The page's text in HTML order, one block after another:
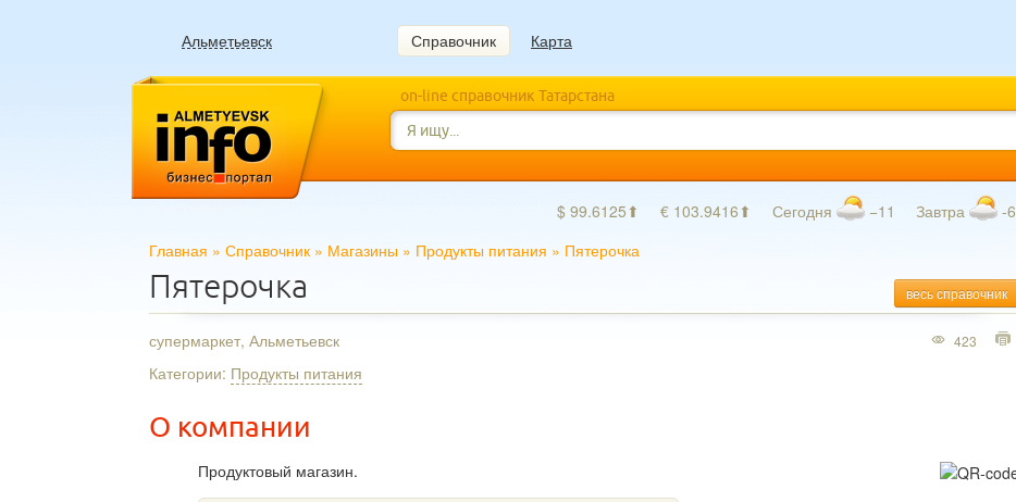
Альметьевск Справочник Карта
on-line справочник Татарстана
$ 99.6125⬆ € 103.9416⬆ Сегодня −11 Завтра -6
Главная » Справочник » Магазины » Продукты питания » Пятерочка
весь справочник
Пятерочка
супермаркет, Альметьевск
Категории: Продукты питания
О компании
Продуктовый магазин.
423